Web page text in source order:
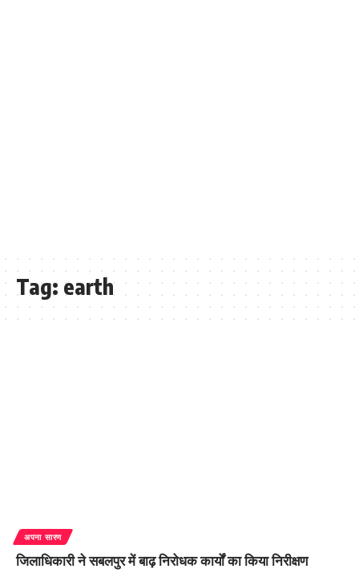
Tag: earth
अपना सारण
जिलाधिकारी ने सबलपुर में बाढ़ निरोधक कार्यों का किया निरीक्षण